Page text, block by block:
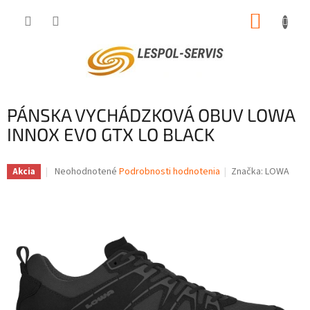
PÁNSKA VYCHÁDZKOVÁ OBUV LOWA
INNOX EVO GTX LO BLACK
Akcia
Priemerné
hviezdičiek.
Neohodnotené Podrobnosti hodnotenia Značka:LOWA